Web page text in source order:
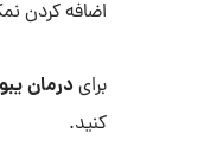
اضافه کردن
برای درمان
کنید.